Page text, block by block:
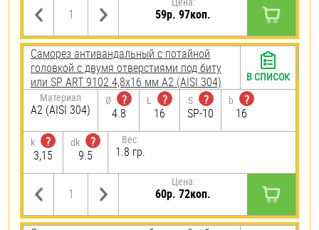
59р. 97коп.
Саморез антивандальный с потайной
головкой с двумя отверстиями под биту
или SP ART 9102 4,8х16 мм А2 (AISI 304)
Материал
А2 (AISI 304)
Ø
?
4.8
L
?
16
S
?
SP-10
b
?
16
k
?
3,15
dk
?
9.5
Вес:
1.8 гр.
Цена:
60р. 72коп.
В СПИСОК